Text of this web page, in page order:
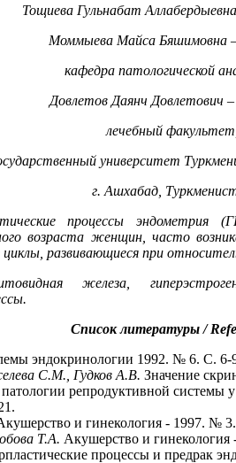
Тощиева Гульнабат
Моммыева Майса Бяшимовна
кафедра патологической
Довлетов Даянч Довлетович
лечебный
университет
г. Ашхабад,
процессы эндометрия
возраста женщин, часто
развивающиеся при
железа,
Список литературы /
эндокринологии 1992. № 6. С. 6-
С.М., Гудков А.В. Значение
репродуктивной
и гинекология - 1997. №
Т.А. Акушерство и
процессы и предрак